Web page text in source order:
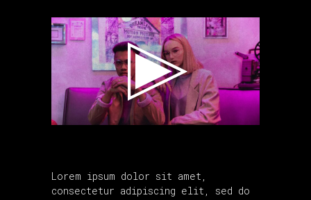
Lorem ipsum dolor sit amet,
consectetur adipiscing elit, sed do